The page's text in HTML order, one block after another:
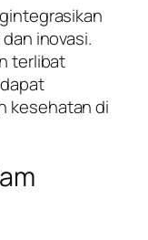
inovasi.
terlibat
kesehatan di